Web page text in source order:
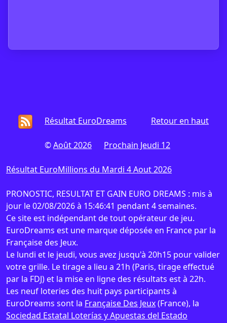
Retour en haut
Résultat EuroDreams
©Août 2026 Prochain Jeudi 12
Résultat EuroMillions du Mardi 4 Aout 2026
PRONOSTIC, RESULTAT ET GAIN EURO DREAMS : mis à
jour le 02/08/2026 à 15:46:41 pendant 4 semaines.
Ce site est indépendant de tout opérateur de jeu.
EuroDreams est une marque déposée en France par la
Française des Jeux.
Le lundi et le jeudi, vous avez jusqu'à 20h15 pour valider
votre grille. Le tirage a lieu a 21h (Paris, tirage effectué
par la FDJ) et la mise en ligne des résultats est à 22h.
Les neuf loteries des huit pays participants à
EuroDreams sont la Française Des Jeux(France), la
Sociedad Estatal Loterías y Apuestas del Estado